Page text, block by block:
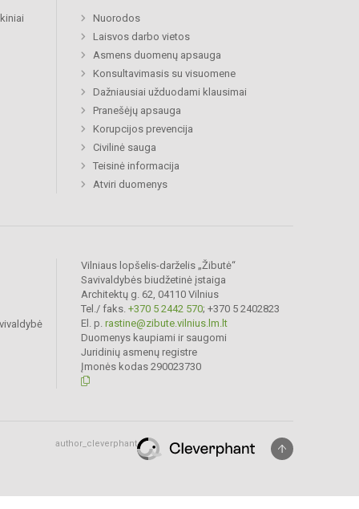
Nuorodos
Laisvos darbo vietos
Asmens duomenų apsauga
Konsultavimasis su visuomene
Dažniausiai užduodami klausimai
Pranešėjų apsauga
Korupcijos prevencija
Civilinė sauga
Teisinė informacija
Atviri duomenys
Vilniaus lopšelis-darželis „Žibutė“
Savivaldybės biudžetinė įstaiga
Architektų g. 62, 04110 Vilnius
Tel./ faks. +370 5 2442 570; +370 5 2402823
El. p. rastine@zibute.vilnius.lm.lt
Duomenys kaupiami ir saugomi
Juridinių asmenų registre
Įmonės kodas 290023730
author_cleverphant